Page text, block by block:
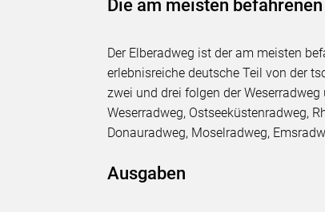
Die am meisten
Der Elberadweg ist der am meisten
erlebnisreiche deutsche Teil von der
zwei und drei folgen der
Weserradweg, Ostseeküstenradweg,
Donauradweg, Moselradweg,
Ausgaben